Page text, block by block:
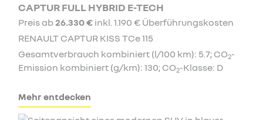
CAPTUR FULL HYBRID E-TECH
Preis ab26.330 € inkl. 1.190 € Überführungskosten
RENAULT CAPTUR KISS TCe 115
Gesamtverbrauch kombiniert (l/100 km): 5.7; CO2-
Emission kombiniert (g/km): 130; CO2-Klasse: D
Mehr entdecken